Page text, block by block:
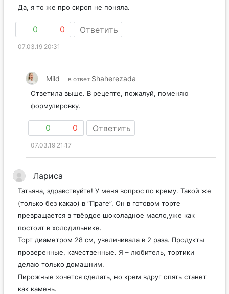
Да, я то же про сироп не поняла.
0 0 Ответить
07.03.19 20:31
Mild в ответ Shaherezada
Ответила выше. В рецепте, пожалуй, поменяю
формулировку.
0 0 Ответить
07.03.19 21:17
Лариса
Татьяна, здравствуйте! У меня вопрос по крему. Такой же
(только без какао) в “Праге”. Он в готовом торте
превращается в твёрдое шоколадное масло,уже как
постоит в холодильнике.
Торт диаметром 28 см, увеличивала в 2 раза. Продукты
проверенные, качественные. Я – любитель, тортики
делаю только домашним.
Пирожные хочется сделать, но крем вдруг опять станет
как камень.